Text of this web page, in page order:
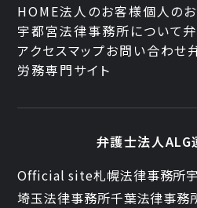
HOME法人のお客様個人の
宇都宮法律事務所について
アクセスマップお問い合わせ
労務専門サイト
弁護士法人ALG
Official site札幌法律事務所
埼玉法律事務所千葉法律事務